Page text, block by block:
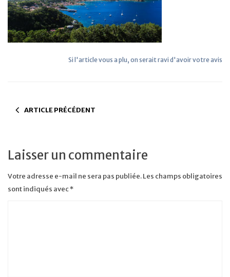
Si l'article vous a plu, on serait ravi d'avoir votre avis
ARTICLE PRÉCÉDENT
Laisser un commentaire
Votre adresse e-mail ne sera pas publiée.Les champs obligatoires
sont indiqués avec*